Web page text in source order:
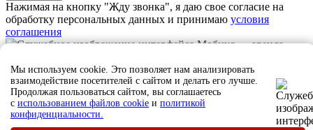
Нажимая на кнопку "Жду звонка", я даю свое согласие на
обработку персональных данных и принимаю условия
соглашения
Ждите звонка, наш сотрудник скоро свяжется с вами
Закрыть
Мы используем cookie. Это позволяет нам анализировать
взаимодействие посетителей с сайтом и делать его лучше.
Продолжая пользоваться сайтом, вы соглашаетесь
с использованием файлов cookie и политикой
конфиденциальности.